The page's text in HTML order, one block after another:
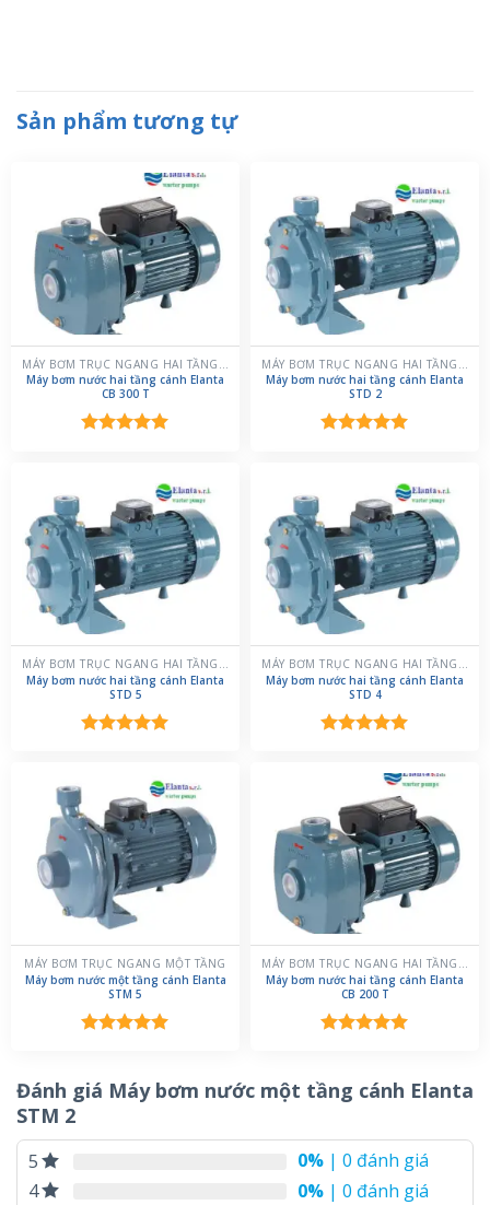
Sản phẩm tương tự
MÁY BƠM TRỤC NGANG HAI TẦNG CÁNH
Máy bơm nước hai tầng cánh Elanta
CB 300 T
MÁY BƠM TRỤC NGANG HAI TẦNG CÁNH
Máy bơm nước hai tầng cánh Elanta
STD 2
MÁY BƠM TRỤC NGANG HAI TẦNG CÁNH
Máy bơm nước hai tầng cánh Elanta
STD 5
MÁY BƠM TRỤC NGANG HAI TẦNG CÁNH
Máy bơm nước hai tầng cánh Elanta
STD 4
MÁY BƠM TRỤC NGANG MỘT TẦNG
Máy bơm nước một tầng cánh Elanta
STM 5
5 sao
MÁY BƠM TRỤC NGANG HAI TẦNG CÁNH
Máy bơm nước hai tầng cánh Elanta
CB 200 T
5 sao
Đánh giá Máy bơm nước một tầng cánh Elanta
STM 2
5 0% | 0 đánh giá
4
0% | 0 đánh giá